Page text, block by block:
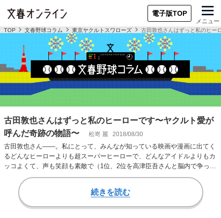
電子版TOP
メニュー
TOP 文春野球コラム 東京ヤクルトスワローズ 古田敦也さんはずっと私のヒー
古田敦也さんはずっと私のヒーローです〜ヤクルト愛が
呼んだ奇跡の物語〜
松嵜 麗 2018/08/30
古田敦也さん――。私にとって、みんなが知っている映画や漫画に出てく
るどんなヒーローよりも超スーパーヒーローで、どんなアイドルよりもカ
ッコよくて、声も笑顔も素敵で（1位、2位を高津臣吾さんと脳内で争って
います）、憧れ…
続きを読む